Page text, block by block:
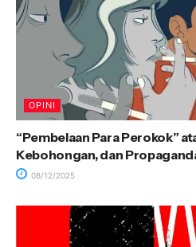
OPINI
“Pembelaan Para Perokok”
Kebohongan, dan
08/12/2025